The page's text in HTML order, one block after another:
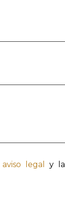
aviso legal y la